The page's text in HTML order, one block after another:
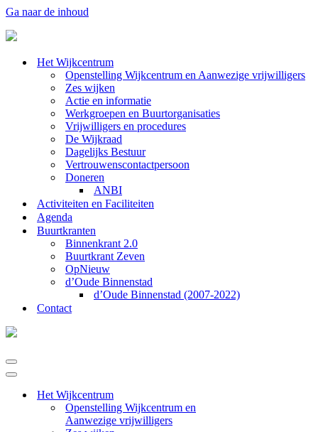
Ga naar de inhoud
Het Wijkcentrum
Openstelling Wijkcentrum en Aanwezige vrijwilligers
Zes wijken
Actie en informatie
Werkgroepen en Buurtorganisaties
Vrijwilligers en procedures
De Wijkraad
Dagelijks Bestuur
Vertrouwenscontactpersoon
Doneren
ANBI
Activiteiten en Faciliteiten
Agenda
Buurtkranten
Binnenkrant 2.0
Buurtkrant Zeven
OpNieuw
d’Oude Binnenstad
d’Oude Binnenstad (2007-2022)
Contact
Navigatie
Menu
Navigatie
Het Wijkcentrum
Openstelling Wijkcentrum en
Aanwezige vrijwilligers